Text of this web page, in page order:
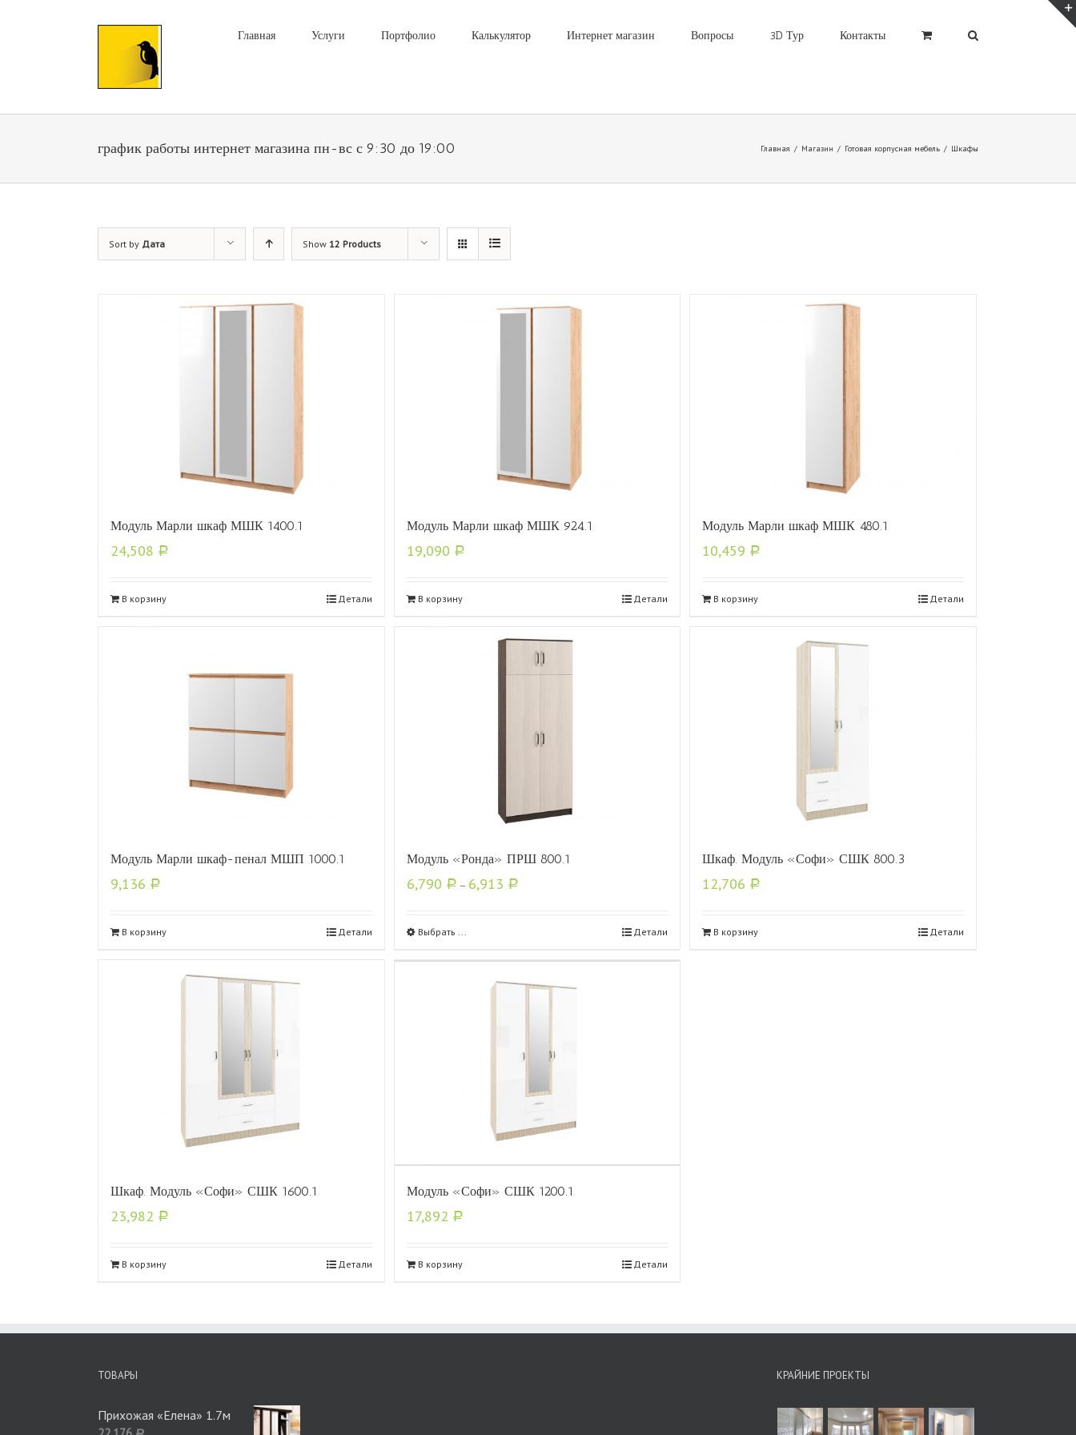
Главная Услуги Портфолио Калькулятор Интернет магазин Вопросы 3D Тур Контакты
график работы интернет магазина пн-вс с 9:30 до 19:00 Главная / Магазин / Готовая корпусная мебель / Шкафы
Sort by Дата Show 12 Products
Модуль Марли шкаф МШК 1400.1
24,508 Р
В корзину Детали
Модуль Марли шкаф МШК 924.1
19,090 Р
В корзину Детали
Модуль Марли шкаф МШК 480.1
10,459 Р
В корзину Детали
Модуль Марли шкаф-пенал МШП 1000.1
9,136 Р
В корзину Детали
Модуль «Ронда» ПРШ 800.1
6,790 Р – 6,913 Р
Выбрать ... Детали
Шкаф. Модуль «Софи» СШК 800.3
12,706 Р
В корзину Детали
Шкаф. Модуль «Софи» СШК 1600.1
23,982 Р
В корзину Детали
Модуль «Софи» СШК 1200.1
17,892 Р
В корзину Детали
ТОВАРЫ
Прихожая «Елена» 1.7м
КРАЙНИЕ ПРОЕКТЫ